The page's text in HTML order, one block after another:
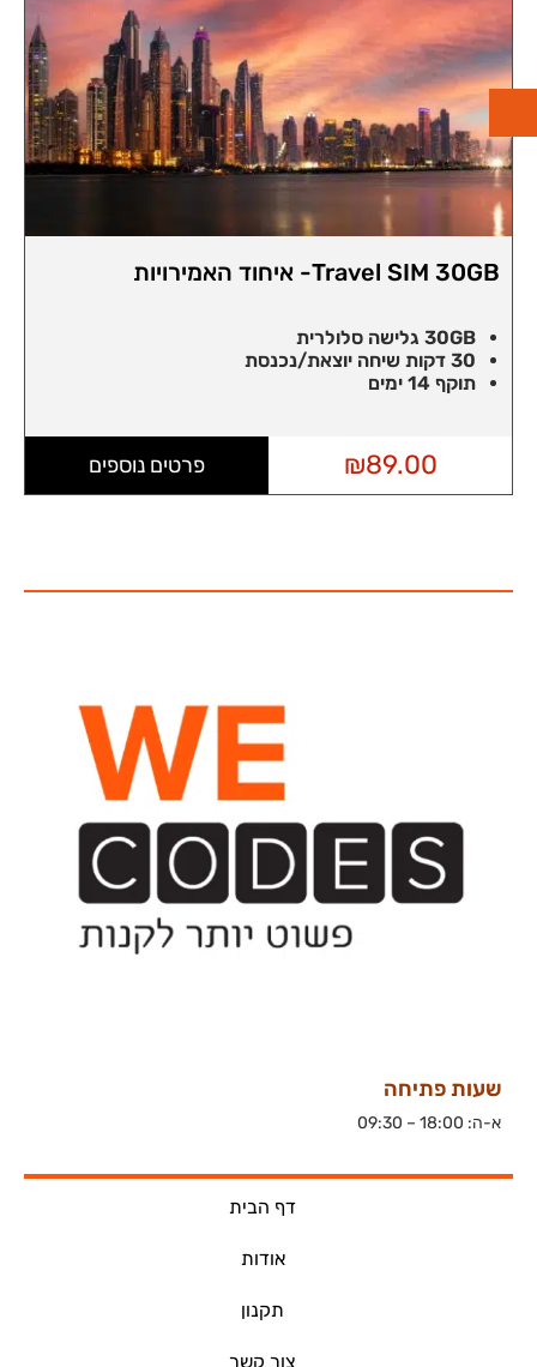
Travel SIM 30GB- איחוד האמירויות
30GB גלישה סלולרית
30 דקות שיחה יוצאת/נכנסת
תוקף 14 ימים
₪89.00 פרטים נוספים
שעות פתיחה
א-ה: 18:00 – 09:30
דף הבית
אודות
תקנון
צור קשר